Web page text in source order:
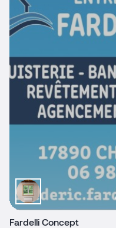
Fardelli Concept